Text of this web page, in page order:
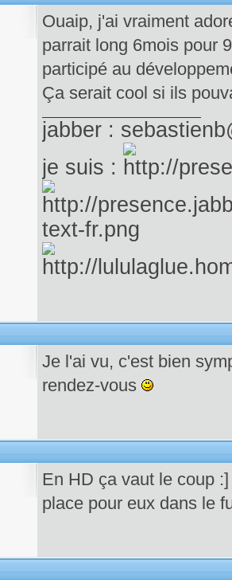
Ouaip, j'ai vraiment
parrait long 6mois pour
participé au
Ça serait cool si ils
jabber :
je suis :
Je l'ai vu, c'est bien
rendez-vous
En HD ça vaut le coup
place pour eux dans le